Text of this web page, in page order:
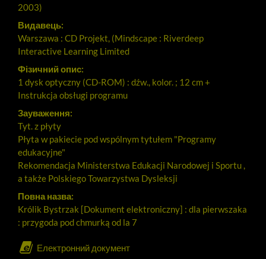
2003)
Видавець:
Warszawa : CD Projekt, (Mindscape : Riverdeep
Interactive Learning Limited
Фізичний опис:
1 dysk optyczny (CD-ROM) : dźw., kolor. ; 12 cm +
Instrukcja obsługi programu
Зауваження:
Tyt. z płyty
Płyta w pakiecie pod wspólnym tytułem "Programy
edukacyjne"
Rekomendacja Ministerstwa Edukacji Narodowej i Sportu ,
a także Polskiego Towarzystwa Dysleksji
Повна назва:
Królik Bystrzak [Dokument elektroniczny] : dla pierwszaka
: przygoda pod chmurką od la 7
Електронний документ